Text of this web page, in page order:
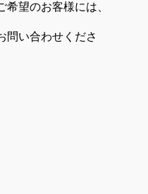
望のお客様には、
問い合わせくださ